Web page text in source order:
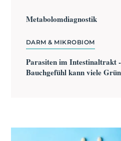
Metabolom­diagnostik
DARM & MIKROBIOM
Parasiten im Intestinaltrakt
Bauchgefühl kann viele